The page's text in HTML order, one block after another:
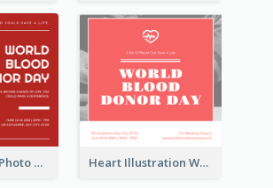
Blood Donor Photo World Blood Donor Day Instagram Post Heart Illustration World Blood Donor Day Instagram Post